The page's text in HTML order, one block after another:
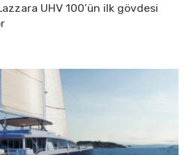
UHV 100’ün ilk gövdesi